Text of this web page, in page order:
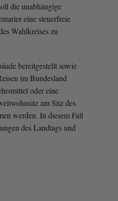
die unabhängige
eine steuerfreie
Wahlkreises zu
bereitgestellt sowie
im Bundesland
oder eine
am Sitz des
werden. In diesem Fall
des Landtags und